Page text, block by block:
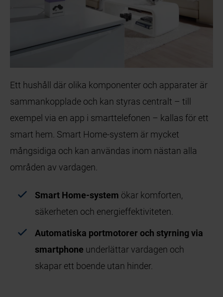
Ett hushåll där olika komponenter och apparater är
sammankopplade och kan styras centralt – till
exempel via en app i smarttelefonen – kallas för ett
smart hem. Smart Home-system är mycket
mångsidiga och kan användas inom nästan alla
områden av vardagen.
Smart Home-system ökar komforten,
säkerheten och energieffektiviteten.
Automatiska portmotorer och styrning via
smartphone underlättar vardagen och
skapar ett boende utan hinder.